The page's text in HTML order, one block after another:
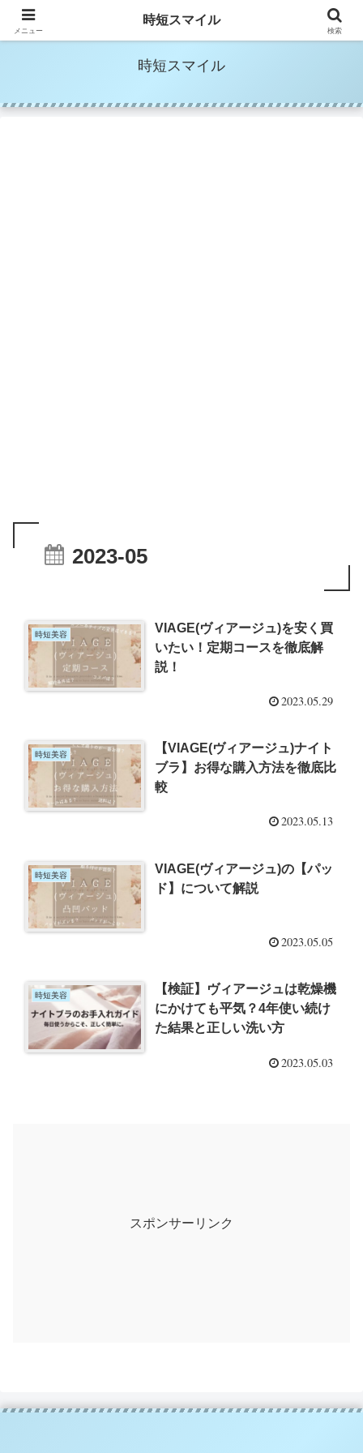
時短家事＆時短美容でママの笑顔を増やす
時短スマイル
2023-05
時短美容
VIAGE(ヴィアージュ)を安く買
いたい！定期コースを徹底解
説！
2023.05.29
時短美容
【VIAGE(ヴィアージュ)ナイト
ブラ】お得な購入方法を徹底比
較
2023.05.13
時短美容
VIAGE(ヴィアージュ)の【パッ
ド】について解説
2023.05.05
時短美容
【検証】ヴィアージュは乾燥機
にかけても平気？4年使い続け
た結果と正しい洗い方
2023.05.03
スポンサーリンク
メニュー
時短スマイル
検索